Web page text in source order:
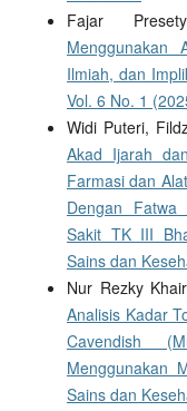
Fajar
Menggunakan
Ilmiah, dan
Vol. 6 No. 1
Widi Puteri,
Akad Ijarah
Farmasi dan
Dengan
Sakit TK III
Sains dan
Nur Rezky
Analisis Kadar
Cavendish
Menggunakan
Sains dan